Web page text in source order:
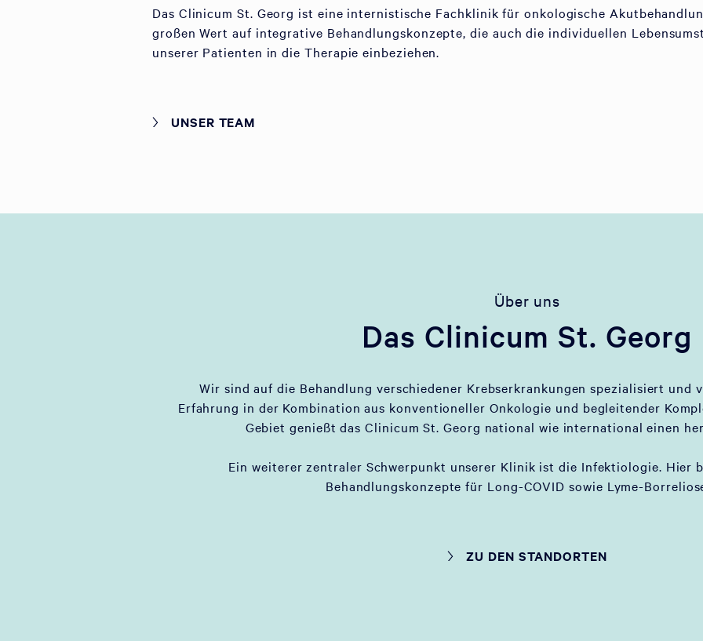
Das Clinicum St. Georg ist eine internistische Fachklinik für onkologische
großen Wert auf integrative Behandlungskonzepte, die auch die individuellen
unserer Patienten in die Therapie einbeziehen.
UNSER TEAM
Über uns
Das Clinicum St. Georg
Wir sind auf die Behandlung verschiedener Krebserkrankungen spezialisiert und
Erfahrung in der Kombination aus konventioneller Onkologie und begleitender
Gebiet genießt das Clinicum St. Georg national wie international einen
Ein weiterer zentraler Schwerpunkt unserer Klinik ist die Infektiologie. Hier
Behandlungskonzepte für Long-COVID sowie Lyme-
ZU DEN STANDORTEN